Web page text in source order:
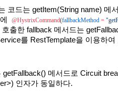
코드는 getItem(String name) 메
@HystrixCommand(fallbackMethod =
출한 fallback 메서드는
를 RestTemplate을 이용하
getFallback() 메서드로 Circuit
인자가 동일하다.